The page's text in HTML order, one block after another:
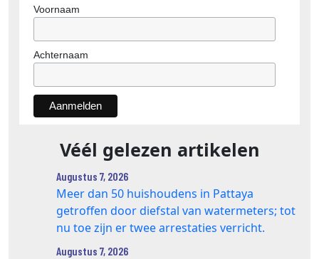
Voornaam
Achternaam
Véél gelezen artikelen
Augustus 7, 2026
Meer dan 50 huishoudens in Pattaya
getroffen door diefstal van watermeters; tot
nu toe zijn er twee arrestaties verricht.
Augustus 7, 2026